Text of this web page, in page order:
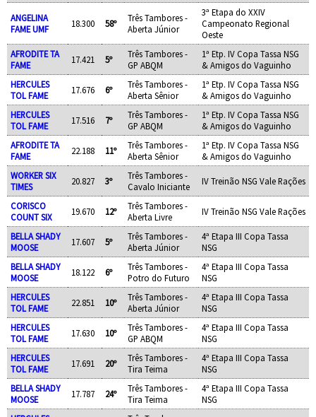
ANGELINA
FAME UMF
18.300 58º
Três Tambores -
Aberta Júnior
3ª Etapa do XXIV
Campeonato Regional
Oeste
AFRODITE TA
FAME
17.421 5º
Três Tambores -
GP ABQM
1ª Etp. IV Copa Tassa NSG
& Amigos do Vaguinho
HERCULES
TOL FAME
17.676 6º
Três Tambores -
Aberta Sênior
1ª Etp. IV Copa Tassa NSG
& Amigos do Vaguinho
HERCULES
TOL FAME
17.516 7º
Três Tambores -
GP ABQM
1ª Etp. IV Copa Tassa NSG
& Amigos do Vaguinho
AFRODITE TA
FAME
22.188 11º
Três Tambores -
Aberta Sênior
1ª Etp. IV Copa Tassa NSG
& Amigos do Vaguinho
WORKER SIX
TIMES
20.827 3º
Três Tambores -
Cavalo Iniciante
IV Treinão NSG Vale Rações
CORISCO
COUNT SIX
19.670 12º
Três Tambores -
Aberta Livre
IV Treinão NSG Vale Rações
BELLA SHADY
MOOSE
17.607 5º
Três Tambores -
Aberta Júnior
4ª Etapa III Copa Tassa
NSG
BELLA SHADY
MOOSE
18.122 6º
Três Tambores -
Potro do Futuro
4ª Etapa III Copa Tassa
NSG
HERCULES
TOL FAME
22.851 10º
Três Tambores -
Aberta Júnior
4ª Etapa III Copa Tassa
NSG
HERCULES
TOL FAME
17.630 10º
Três Tambores -
GP ABQM
4ª Etapa III Copa Tassa
NSG
HERCULES
TOL FAME
17.691 20º
Três Tambores -
Tira Teima
4ª Etapa III Copa Tassa
NSG
BELLA SHADY
MOOSE
17.787 24º
Três Tambores -
Tira Teima
4ª Etapa III Copa Tassa
NSG